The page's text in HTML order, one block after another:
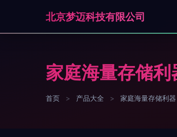
北京梦迈科技有限公司
家庭海量存储
首页 > 产品大全 > 家庭海量存储利